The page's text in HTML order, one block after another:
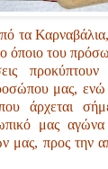
τα
όποιο του
μας, ενώ
άρχεται
μας
μας, προς την